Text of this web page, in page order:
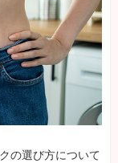
の選び方について